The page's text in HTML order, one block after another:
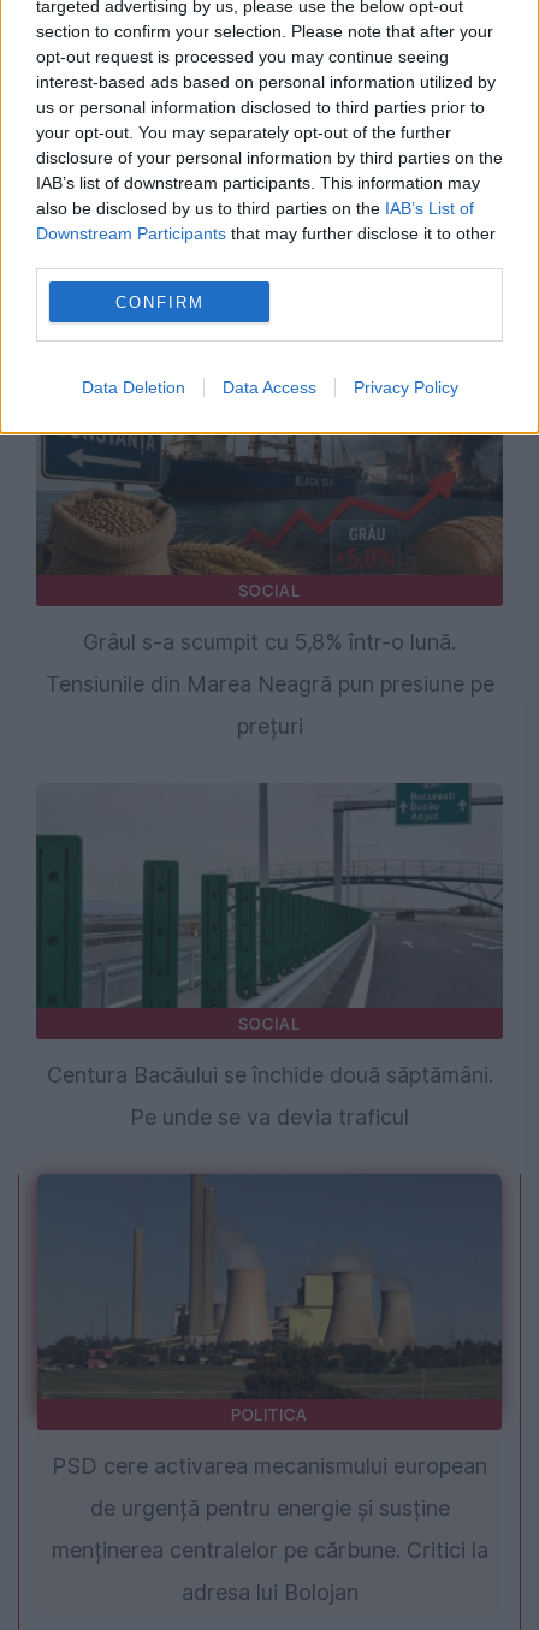
targeted advertising by us, please use the below opt-out
section to confirm your selection. Please note that after your
opt-out request is processed you may continue seeing
interest-based ads based on personal information utilized by
us or personal information disclosed to third parties prior to
your opt-out. You may separately opt-out of the further
disclosure of your personal information by third parties on the
IAB’s list of downstream participants. This information may
also be disclosed by us to third parties on the IAB’s List of
Downstream Participants that may further disclose it to other
CONFIRM
Data Deletion Data Access Privacy Policy
Recomandările noastre
SOCIAL
Grâul s-a scumpit cu 5,8% într-o lună.
Tensiunile din Marea Neagră pun presiune pe
prețuri
SOCIAL
Centura Bacăului se închide două săptămâni.
Pe unde se va devia traficul
POLITICA
PSD cere activarea mecanismului european
de urgență pentru energie și susține
menținerea centralelor pe cărbune. Critici la
adresa lui Bolojan